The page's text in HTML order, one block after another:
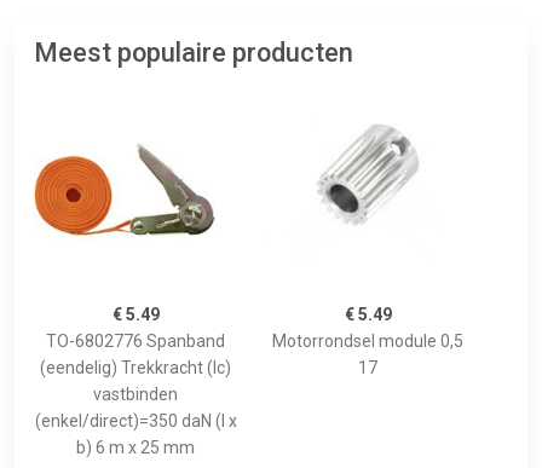
Meest populaire producten
€ 5.49
TO-6802776 Spanband
(eendelig) Trekkracht (lc)
vastbinden
(enkel/direct)=350 daN (l x
b) 6 m x 25 mm
€ 5.49
Motorrondsel module 0,5
17